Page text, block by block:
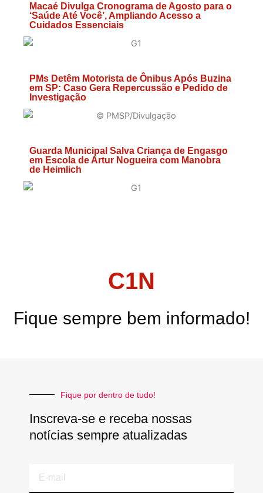
Macaé Divulga Cronograma de Agosto para o
‘Saúde Até Você’, Ampliando Acesso a
Cuidados Essenciais
PMs Detêm Motorista de Ônibus Após Buzina
em SP: Caso Gera Repercussão e Pedido de
Investigação
Guarda Municipal Salva Criança de Engasgo
em Escola de Artur Nogueira com Manobra
de Heimlich
C1N
Fique sempre bem informado!
Fique por dentro de tudo!
Inscreva-se e receba nossas
notícias sempre atualizadas